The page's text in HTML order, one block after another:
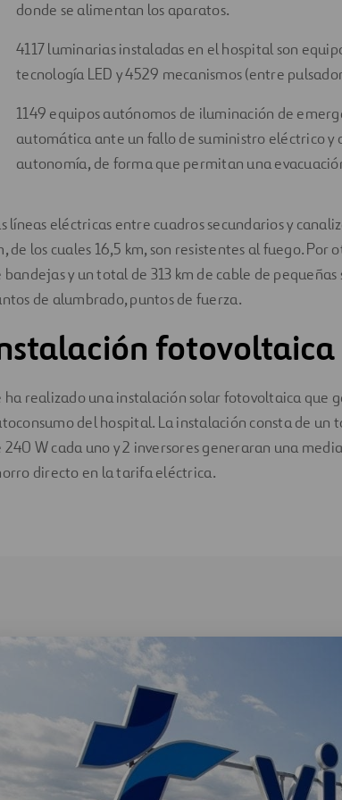
donde se alimentan los aparatos.
4117 luminarias instaladas en el hospital son
tecnología LED y 4529 mecanismos (entre
1149 equipos autónomos de iluminación de
automática ante un fallo de suministro eléctrico y
autonomía, de forma que permitan una
líneas eléctricas entre cuadros secundarios y
de los cuales 16,5 km, son resistentes al fuego.
bandejas y un total de 313 km de cable de
de alumbrado, puntos de fuerza.
fotovoltaica
ha realizado una instalación solar fotovoltaica que
del hospital. La instalación consta de un
240 W cada uno y 2 inversores generaran una
directo en la tarifa eléctrica.